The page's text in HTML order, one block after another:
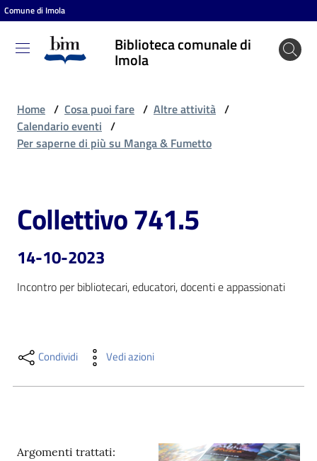
Vai al contenuto
Vai alla navigazione
Vai al footer
Comune di Imola
Biblioteca comunale di
Imola
Biblioteca
comunale
Cosa
puoi
fare
Home / Cosa puoi fare / Altre attività /
Calendario eventi /
Per saperne di più su Manga & Fumetto
Salta al contenuto
Collettivo 741.5
14-10-2023
Incontro per bibliotecari, educatori, docenti e appassionati
Condividi Vedi azioni
Argomenti trattati: